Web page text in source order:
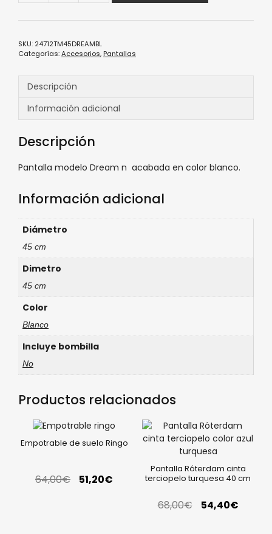
SKU: 24712TM45DREAMBL
Categorías:Accesorios,Pantallas
Descripción
Información adicional
Descripción
Pantalla modelo Dream n acabada en color blanco.
Información adicional
Diámetro
45 cm
Dimetro
45 cm
Color
Blanco
Incluye bombilla
No
Productos relacionados
Empotrable de suelo Ringo
64,00€ 51,20€
Pantalla Róterdam cinta
terciopelo turquesa 40 cm
68,00€ 54,40€